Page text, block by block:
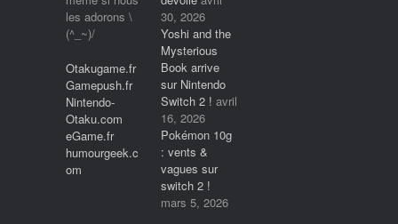
les adorons \
(^_~)/
Otakugame.fr
Gamepush.fr
Nintendo-
Otaku.com
eGame.fr
humourgeek.c
om
30, 2026
Yoshi and the
Mysterious
Book arrive
sur Nintendo
Switch 2 ! avril
16, 2026
Pokémon 10g
: vents &
vagues sur
switch 2 !
mars 5, 2026